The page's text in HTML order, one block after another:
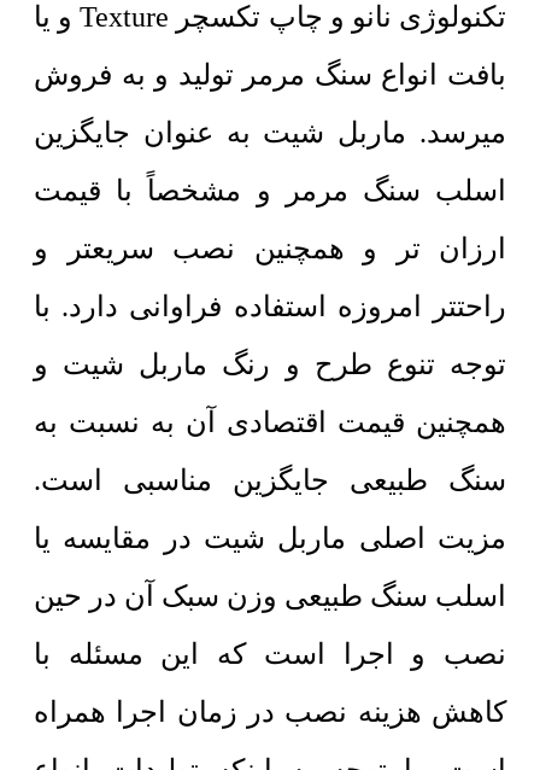
تکنولوژی نانو و چاپ تکسچر Texture و یا
بافت انواع سنگ مرمر تولید و به فروش
میرسد. ماربل شیت به عنوان جایگزین
اسلب سنگ مرمر و مشخصاً با قیمت
ارزان تر و همچنین نصب سریعتر و
راحتتر امروزه استفاده فراوانی دارد. با
توجه تنوع طرح و رنگ ماربل شیت و
همچنین قیمت اقتصادی آن به نسبت به
سنگ طبیعی جایگزین مناسبی است.
مزیت اصلی ماربل شیت در مقایسه یا
اسلب سنگ طبیعی وزن سبک آن در حین
نصب و اجرا است که این مسئله با
کاهش هزینه نصب در زمان اجرا همراه